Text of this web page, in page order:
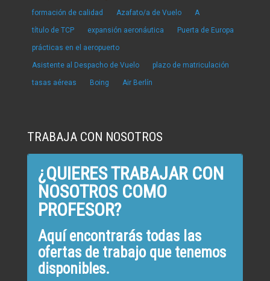
formación de calidad Azafato/a de Vuelo A
título de TCP expansión aeronáutica Puerta de Europa
prácticas en el aeropuerto
Asistente al Despacho de Vuelo plazo de matriculación
tasas aéreas Boing Air Berlín
TRABAJA CON NOSOTROS
¿QUIERES TRABAJAR CON
NOSOTROS COMO
PROFESOR?
Aquí encontrarás todas las
ofertas de trabajo que tenemos
disponibles.